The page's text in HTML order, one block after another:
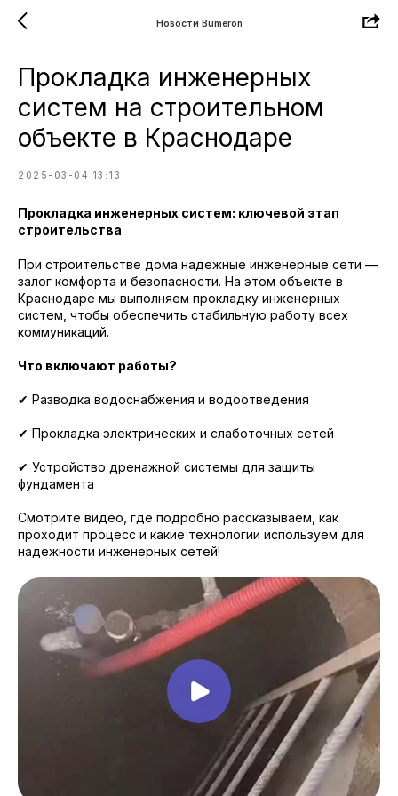
Новости Bumeron
Прокладка инженерных
систем на строительном
объекте в Краснодаре
2025-03-04 13:13
Прокладка инженерных систем: ключевой этап
строительства
При строительстве дома надежные инженерные сети —
залог комфорта и безопасности. На этом объекте в
Краснодаре мы выполняем прокладку инженерных
систем, чтобы обеспечить стабильную работу всех
коммуникаций.
Что включают работы?
✔ Разводка водоснабжения и водоотведения
✔ Прокладка электрических и слаботочных сетей
✔ Устройство дренажной системы для защиты
фундамента
Смотрите видео, где подробно рассказываем, как
проходит процесс и какие технологии используем для
надежности инженерных сетей!